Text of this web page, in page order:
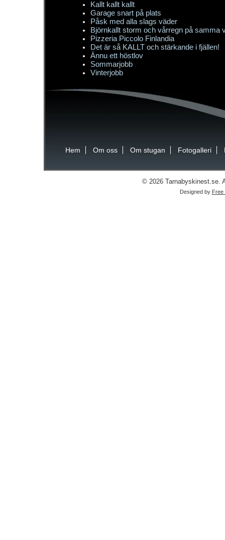
Kallt kallt kallt
Garage snart på plats
Påsk med alla slags väder
Björnkallt storm och vårregn på samma
Pizzeria Piccolo Finlandia
Det är så KALLT och stärkande i fjällen!
Ännu ett höstlov
Sommarjobb
Vinterjobb
Hem Om oss Om stugan Fotogalleri
© 2026 Tarnabyskinest.se.
Designed by Free